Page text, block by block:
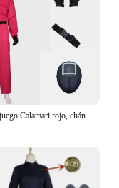
Mono de juego Calamari rojo, chándal de fiesta para Cosplay, accesorios, juego de rol, disfraz clásico de cinturón de TV coreano, conjunto de máscara completa